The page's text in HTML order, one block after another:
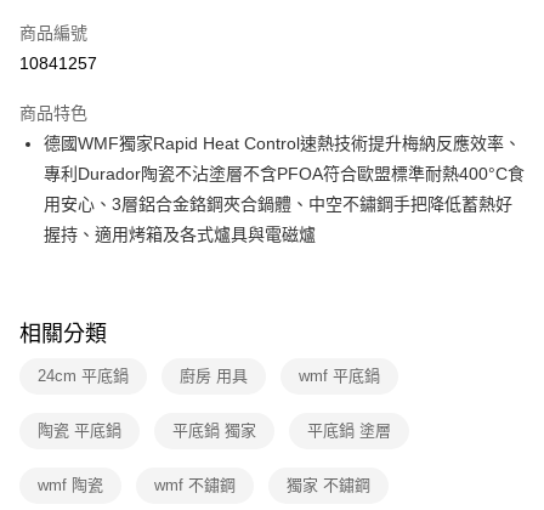
合作金庫商業銀行
上海商業儲蓄銀行
臺灣中小企業銀行
匯豐（台灣）商業銀行
華泰商業銀行
聯邦商業銀行
遠東國際商業銀行
元大商業銀行
永豐商業銀行
玉山商業銀行
星展（台灣）商業銀行
合作金庫商業銀行
上海商業儲蓄銀行
國泰世華商業銀行
兆豐國際商業銀行
匯豐（台灣）商業銀行
華泰商業銀行
聯邦商業銀行
遠東國際商業銀行
元大商業銀行
永豐商業銀行
即享券
LINE Pay
Apple Pay
街口支付
Google Pay
運送方式
每筆NT$100，滿NT$999(含以上)免運費
商品編號
10841257
商品特色
德國WMF獨家Rapid Heat Control速熱技術提升梅納反應效率、
專利Durador陶瓷不沾塗層不含PFOA符合歐盟標準耐熱400°C食
用安心、3層鋁合金鉻鋼夾合鍋體、中空不鏽鋼手把降低蓄熱好
握持、適用烤箱及各式爐具與電磁爐
相關分類
24cm 平底鍋 廚房 用具 wmf 平底鍋
陶瓷 平底鍋 平底鍋 獨家 平底鍋 塗層
wmf 陶瓷 wmf 不鏽鋼 獨家 不鏽鋼